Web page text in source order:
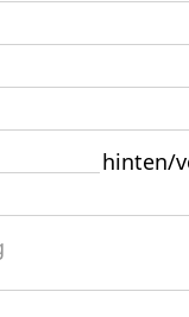
hinten/